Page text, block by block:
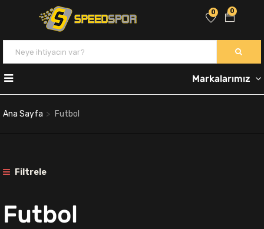
0
0
Markalarımız
Ana Sayfa Futbol
Filtrele
Futbol